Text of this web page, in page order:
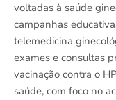
voltadas à saúde
campanhas
telemedicina
exames e consultas
vacinação contra o
saúde, com foco no